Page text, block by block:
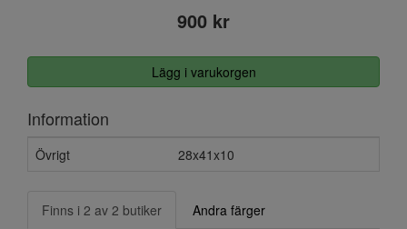
900 kr
Lägg i varukorgen
Information
Övrigt 28x41x10
Finns i 2 av 2 butiker
Andra färger